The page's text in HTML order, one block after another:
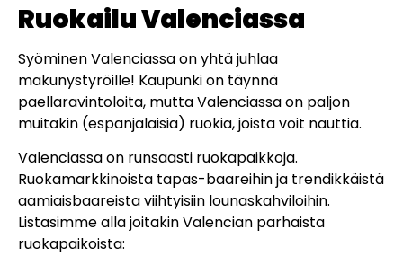
Ruokailu Valenciassa
Syöminen Valenciassa on yhtä juhlaa
makunystyröille! Kaupunki on täynnä
paellaravintoloita, mutta Valenciassa on paljon
muitakin (espanjalaisia) ruokia, joista voit nauttia.
Valenciassa on runsaasti ruokapaikkoja.
Ruokamarkkinoista tapas-baareihin ja trendikkäistä
aamiaisbaareista viihtyisiin lounaskahviloihin.
Listasimme alla joitakin Valencian parhaista
ruokapaikoista: